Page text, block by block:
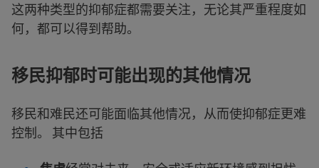
这两种类型的抑郁症都需要关注，无论其严重程度如
何，都可以得到帮助。
移民抑郁时可能出现的其他情况
移民和难民还可能面临其他情况，从而使抑郁症更难
控制。 其中包括